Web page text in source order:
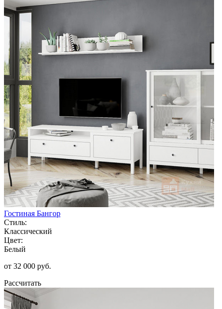
Гостиная Бангор
Стиль:
Классический
Цвет:
Белый
от 32 000 руб.
Рассчитать